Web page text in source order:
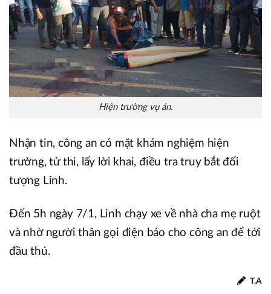
Hiện trường vụ án.
Nhận tin, công an có mặt khám nghiệm hiện
trường, tử thi, lấy lời khai, điều tra truy bắt đối
tượng Linh.
Đến 5h ngày 7/1, Linh chạy xe về nhà cha mẹ ruột
và nhờ người thân gọi điện báo cho công an để tới
đầu thú.
T.A